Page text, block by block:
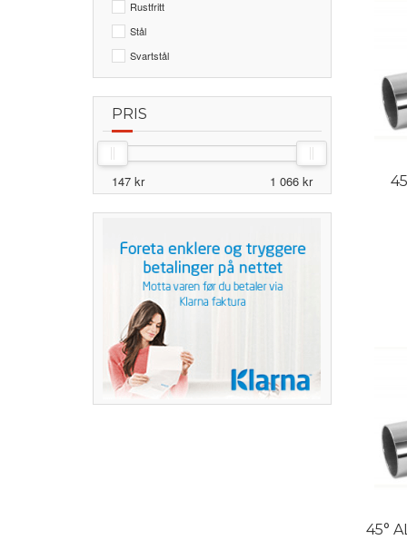
Rustfritt
Stål
Svartstål
PRIS
147 kr 1 066 kr
45°